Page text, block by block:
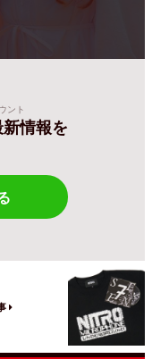
ント
情報を